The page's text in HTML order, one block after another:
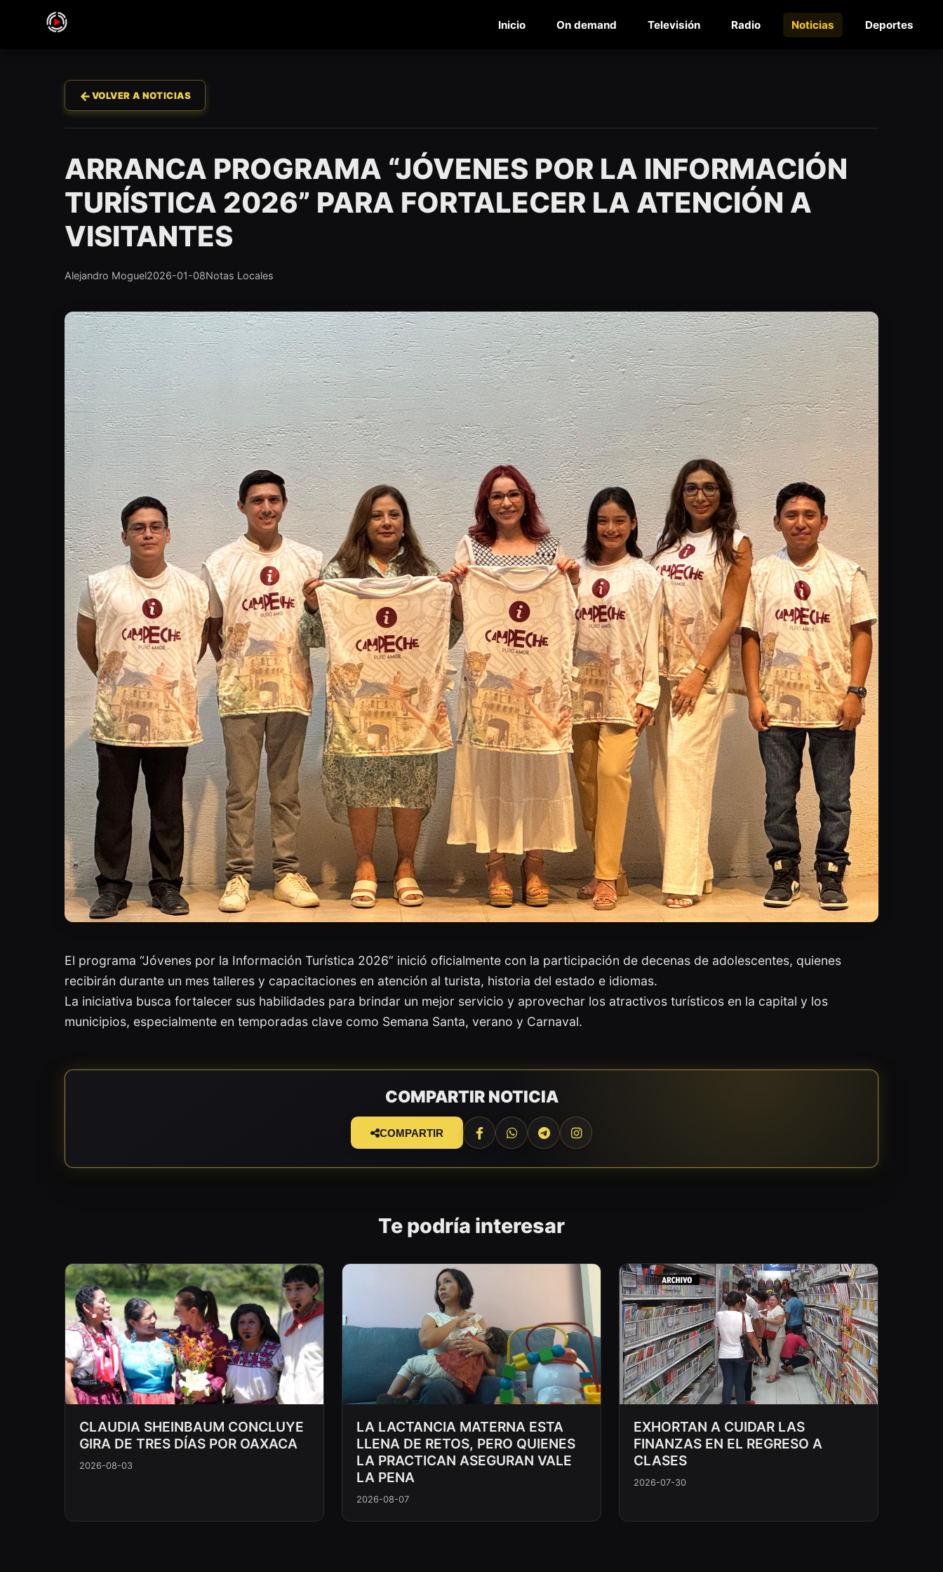
Inicio On demand Televisión Radio Noticias Deportes
←VOLVER A NOTICIAS
ARRANCA PROGRAMA “JÓVENES POR LA INFORMACIÓN
TURÍSTICA 2026” PARA FORTALECER LA ATENCIÓN A
VISITANTES
Alejandro Moguel2026-01-08Notas Locales
El programa “Jóvenes por la Información Turística 2026” inició oficialmente con la participación de decenas de adolescentes, quienes
recibirán durante un mes talleres y capacitaciones en atención al turista, historia del estado e idiomas.
La iniciativa busca fortalecer sus habilidades para brindar un mejor servicio y aprovechar los atractivos turísticos en la capital y los
municipios, especialmente en temporadas clave como Semana Santa, verano y Carnaval.
COMPARTIR NOTICIA
COMPARTIR
Te podría interesar
CLAUDIA SHEINBAUM CONCLUYE
GIRA DE TRES DÍAS POR OAXACA
2026-08-03
LA LACTANCIA MATERNA ESTA
LLENA DE RETOS, PERO QUIENES
LA PRACTICAN ASEGURAN VALE
LA PENA
2026-08-07
EXHORTAN A CUIDAR LAS
FINANZAS EN EL REGRESO A
CLASES
2026-07-30